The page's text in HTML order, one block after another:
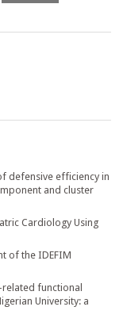
defensive efficiency in
and cluster
Cardiology Using
of the IDEFIM
functional
University: a